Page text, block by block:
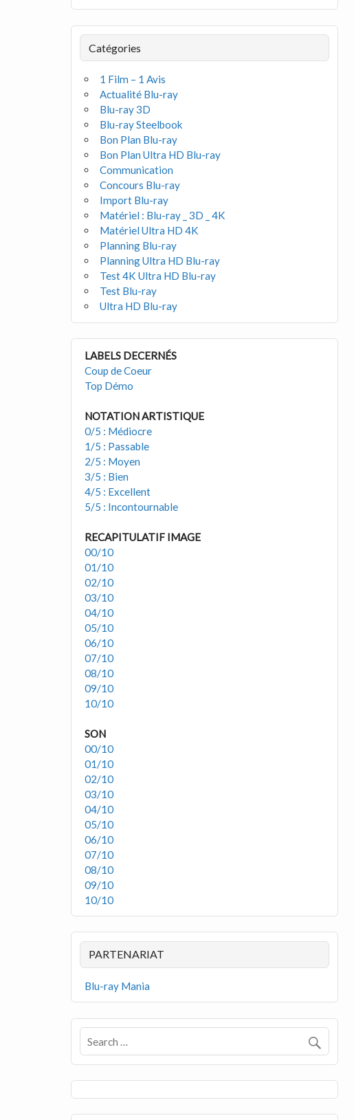
Catégories
1 Film – 1 Avis
Actualité Blu-ray
Blu-ray 3D
Blu-ray Steelbook
Bon Plan Blu-ray
Bon Plan Ultra HD Blu-ray
Communication
Concours Blu-ray
Import Blu-ray
Matériel : Blu-ray _ 3D _ 4K
Matériel Ultra HD 4K
Planning Blu-ray
Planning Ultra HD Blu-ray
Test 4K Ultra HD Blu-ray
Test Blu-ray
Ultra HD Blu-ray
LABELS DECERNÉS
Coup de Coeur
Top Démo
NOTATION ARTISTIQUE
0/5 : Médiocre
1/5 : Passable
2/5 : Moyen
3/5 : Bien
4/5 : Excellent
5/5 : Incontournable
RECAPITULATIF IMAGE
00/10
01/10
02/10
03/10
04/10
05/10
06/10
07/10
08/10
09/10
10/10
SON
00/10
01/10
02/10
03/10
04/10
05/10
06/10
07/10
08/10
09/10
10/10
PARTENARIAT
Blu-ray Mania